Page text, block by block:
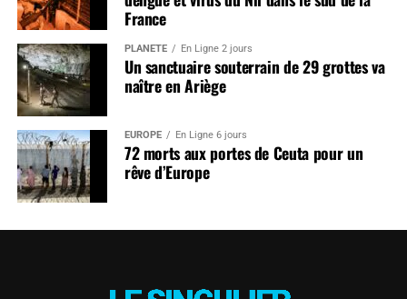
France
PLANÈTE En Ligne 2 jours
Un sanctuaire souterrain de 29 grottes va
naître en Ariège
EUROPE En Ligne 6 jours
72 morts aux portes de Ceuta pour un
rêve d’Europe